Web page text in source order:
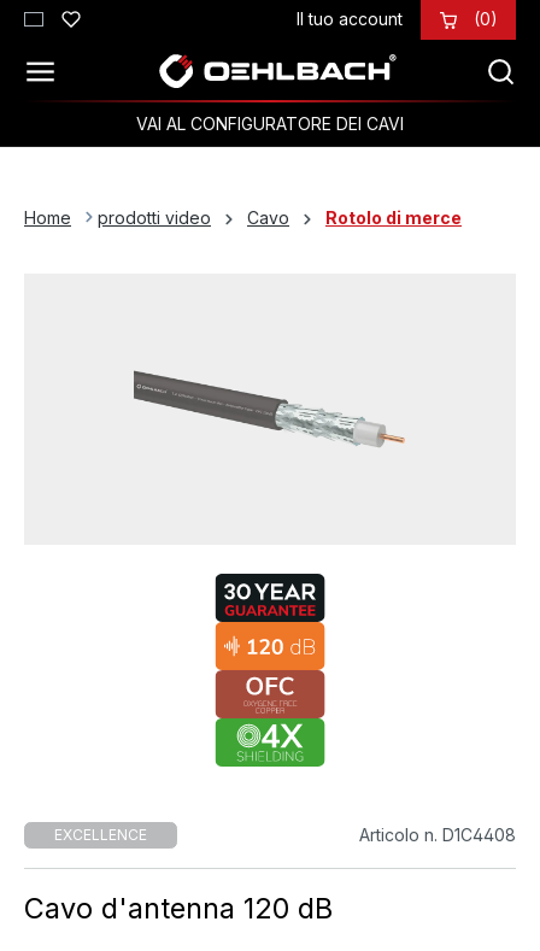
Passa al contenuto principale Il tuo account (0)
VAI AL CONFIGURATORE DEI CAVI
Home prodotti video Cavo Rotolo di merce
EXCELLENCE Articolo n. D1C4408
Cavo d'antenna 120 dB